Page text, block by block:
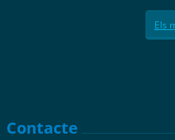
Els
Contacte